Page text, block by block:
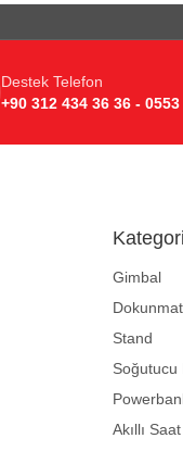
Destek Telefon
+90 312 434 36 36 -
Gimbal
Stand
Soğutucu
Akıllı